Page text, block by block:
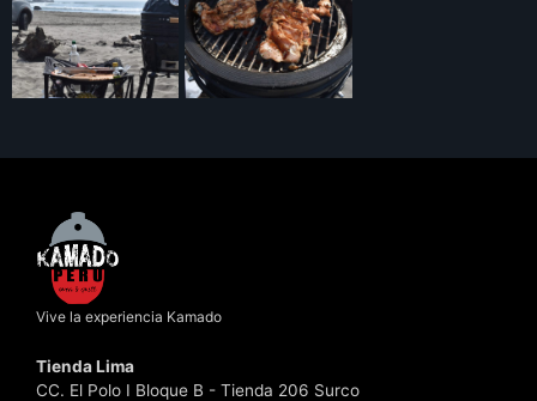
Vive la experiencia Kamado
Tienda Lima
CC. El Polo I Bloque B - Tienda 206 Surco